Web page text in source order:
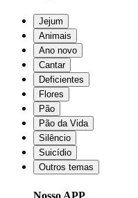
Jejum
Animais
Ano novo
Cantar
Deficientes
Flores
Pão
Pão da Vida
Silêncio
Suicídio
Outros temas
Nosso APP